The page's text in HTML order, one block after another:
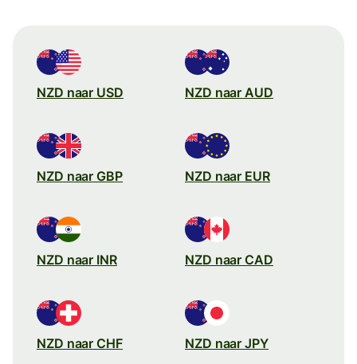
NZD naar USD NZD naar AUD
NZD naar GBP NZD naar EUR
NZD naar INR NZD naar CAD
NZD naar CHF NZD naar JPY